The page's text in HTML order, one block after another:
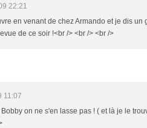
22:21
en venant de chez Armando et je dis
de ce soir !<br /> <br /> <br />
11:07
on ne s'en lasse pas ! ( et là je le